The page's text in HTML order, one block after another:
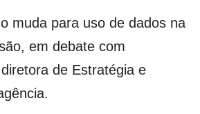
muda para uso de dados na
em debate com
de Estratégia e